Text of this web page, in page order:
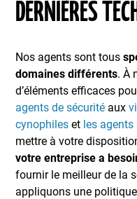
DERNIÈRES
Nos agents sont tous
domaines différents. À
d’éléments efficaces
agents de sécurité aux
cynophiles et les agents
mettre à votre
votre entreprise a
fournir le meilleur de la
appliquons une